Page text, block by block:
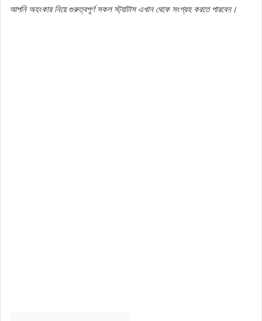
আপনি অহংকার নিয়ে গুরুত্বপূর্ণ সকল স্ট্যাটাস এখান থেকে সংগ্রহ করতে পারবেন।